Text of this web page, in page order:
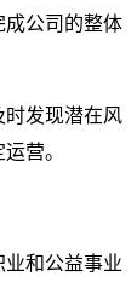
成公司的整体
时发现潜在风
营。
和公益事业